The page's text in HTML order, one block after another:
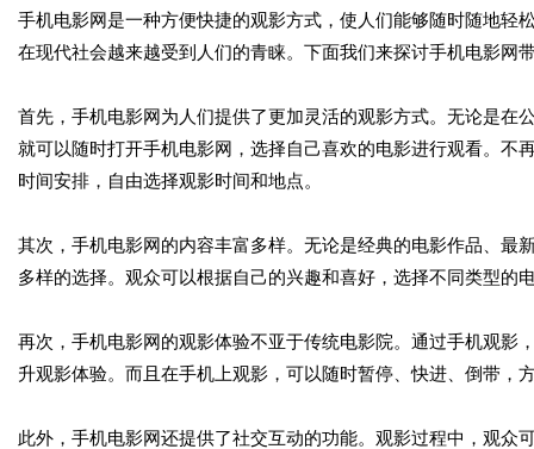
手机电影网是一种方便快捷的观影方式，使人们能够随时随地轻
在现代社会越来越受到人们的青睐。下面我们来探讨手机电影网
首先，手机电影网为人们提供了更加灵活的观影方式。无论是在
就可以随时打开手机电影网，选择自己喜欢的电影进行观看。不
时间安排，自由选择观影时间和地点。
其次，手机电影网的内容丰富多样。无论是经典的电影作品、最
多样的选择。观众可以根据自己的兴趣和喜好，选择不同类型的
再次，手机电影网的观影体验不亚于传统电影院。通过手机观影
升观影体验。而且在手机上观影，可以随时暂停、快进、倒带，
此外，手机电影网还提供了社交互动的功能。观影过程中，观